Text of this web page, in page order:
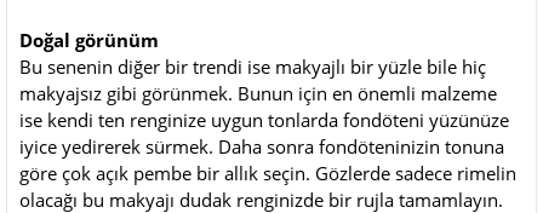
Doğal görünüm
Bu senenin diğer bir trendi ise makyajlı bir yüzle bile hiç
makyajsız gibi görünmek. Bunun için en önemli malzeme
ise kendi ten renginize uygun tonlarda fondöteni yüzünüze
iyice yedirerek sürmek. Daha sonra fondöteninizin tonuna
göre çok açık pembe bir allık seçin. Gözlerde sadece rimelin
olacağı bu makyajı dudak renginizde bir rujla tamamlayın.